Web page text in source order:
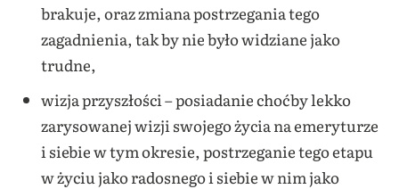
brakuje, oraz zmiana postrzegania tego
zagadnienia, tak by nie było widziane jako
trudne,
wizja przyszłości – posiadanie choćby lekko
zarysowanej wizji swojego życia na emeryturze
i siebie w tym okresie, postrzeganie tego etapu
w życiu jako radosnego i siebie w nim jako